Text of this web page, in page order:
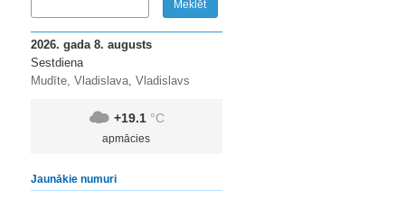
2026. gada 8. augusts
Sestdiena
Mudīte, Vladislava, Vladislavs
+19.1 °C
apmācies
Jaunākie numuri